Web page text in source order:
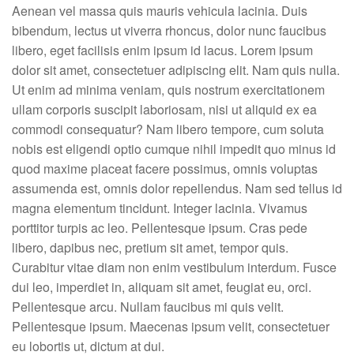
Aenean vel massa quis mauris vehicula lacinia. Duis
bibendum, lectus ut viverra rhoncus, dolor nunc faucibus
libero, eget facilisis enim ipsum id lacus. Lorem ipsum
dolor sit amet, consectetuer adipiscing elit. Nam quis nulla.
Ut enim ad minima veniam, quis nostrum exercitationem
ullam corporis suscipit laboriosam, nisi ut aliquid ex ea
commodi consequatur? Nam libero tempore, cum soluta
nobis est eligendi optio cumque nihil impedit quo minus id
quod maxime placeat facere possimus, omnis voluptas
assumenda est, omnis dolor repellendus. Nam sed tellus id
magna elementum tincidunt. Integer lacinia. Vivamus
porttitor turpis ac leo. Pellentesque ipsum. Cras pede
libero, dapibus nec, pretium sit amet, tempor quis.
Curabitur vitae diam non enim vestibulum interdum. Fusce
dui leo, imperdiet in, aliquam sit amet, feugiat eu, orci.
Pellentesque arcu. Nullam faucibus mi quis velit.
Pellentesque ipsum. Maecenas ipsum velit, consectetuer
eu lobortis ut, dictum at dui.